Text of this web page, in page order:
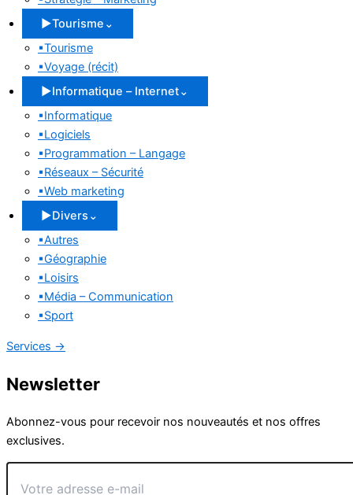
▶Tourisme ⌄
▪Tourisme
▪Voyage (récit)
▶Informatique – Internet⌄
▪Informatique
▪Logiciels
▪Programmation – Langage
▪Réseaux – Sécurité
▪Web marketing
▶Divers ⌄
▪Autres
▪Géographie
▪Loisirs
▪Média – Communication
▪Sport
Services →
Newsletter
Abonnez-vous pour recevoir nos nouveautés et nos offres
exclusives.
Votre
adresse